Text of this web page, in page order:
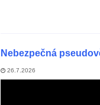
Nebezpečná
26.7.2026